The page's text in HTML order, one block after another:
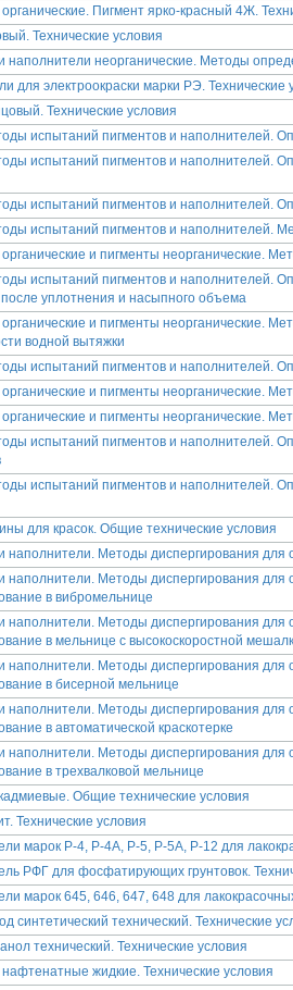
Пигмент ярко-красный 4Ж.
Технические условия
наполнители неорганические. Методы
для электроокраски марки РЭ. Технические
Технические условия
испытаний пигментов и наполнителей.
испытаний пигментов и наполнителей.
испытаний пигментов и наполнителей.
испытаний пигментов и наполнителей.
и пигменты неорганические.
испытаний пигментов и наполнителей.
уплотнения и насыпного объема
и пигменты неорганические.
водной вытяжки
испытаний пигментов и наполнителей.
органические и пигменты неорганические.
органические и пигменты неорганические.
испытаний пигментов и наполнителей.
испытаний пигментов и наполнителей.
для красок. Общие технические условия
наполнители. Методы диспергирования для
наполнители. Методы диспергирования для
в вибромельнице
наполнители. Методы диспергирования для
в мельнице с высокоскоростной
наполнители. Методы диспергирования для
в бисерной мельнице
наполнители. Методы диспергирования для
в автоматической краскотерке
наполнители. Методы диспергирования для
в трехвалковой мельнице
Общие технические условия
Технические условия
марок Р-4, Р-4А, Р-5, Р-5А, Р-12 для
РФГ для фосфатирующих грунтовок.
марок 645, 646, 647, 648 для
синтетический технический. Технические
технический. Технические условия
жидкие. Технические условия